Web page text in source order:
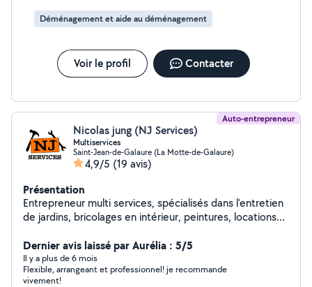
n’hésiteront pas à refaire appel à lui si besoin. Nous
recommandons Nathan sans hésitez Merci encore
Déménagement et aide au déménagement
Voir le profil Contacter
Auto-entrepreneur
Nicolas jung (NJ Services)
Multiservices
Saint-Jean-de-Galaure (La Motte-de-Galaure)
4,9/5 (19 avis)
Présentation
Entrepreneur multi services, spécialisés dans l'entretien
de jardins, bricolages en intérieur, peintures, locations
montage de meubles, débarras d'encombrantset bien
plus encore
Dernier avis laissé par Aurélia : 5/5
Il y a plus de 6 mois
Flexible, arrangeant et professionnel! je recommande
vivement!